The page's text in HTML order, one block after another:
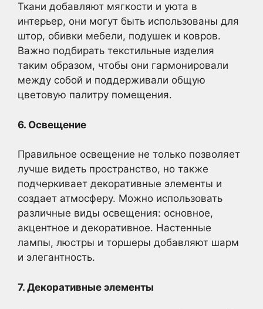
Ткани добавляют мягкости и уюта в
интерьер, они могут быть использованы для
штор, обивки мебели, подушек и ковров.
Важно подбирать текстильные изделия
таким образом, чтобы они гармонировали
между собой и поддерживали общую
цветовую палитру помещения.
6. Освещение
Правильное освещение не только позволяет
лучше видеть пространство, но также
подчеркивает декоративные элементы и
создает атмосферу. Можно использовать
различные виды освещения: основное,
акцентное и декоративное. Настенные
лампы, люстры и торшеры добавляют шарм
и элегантность.
7. Декоративные элементы